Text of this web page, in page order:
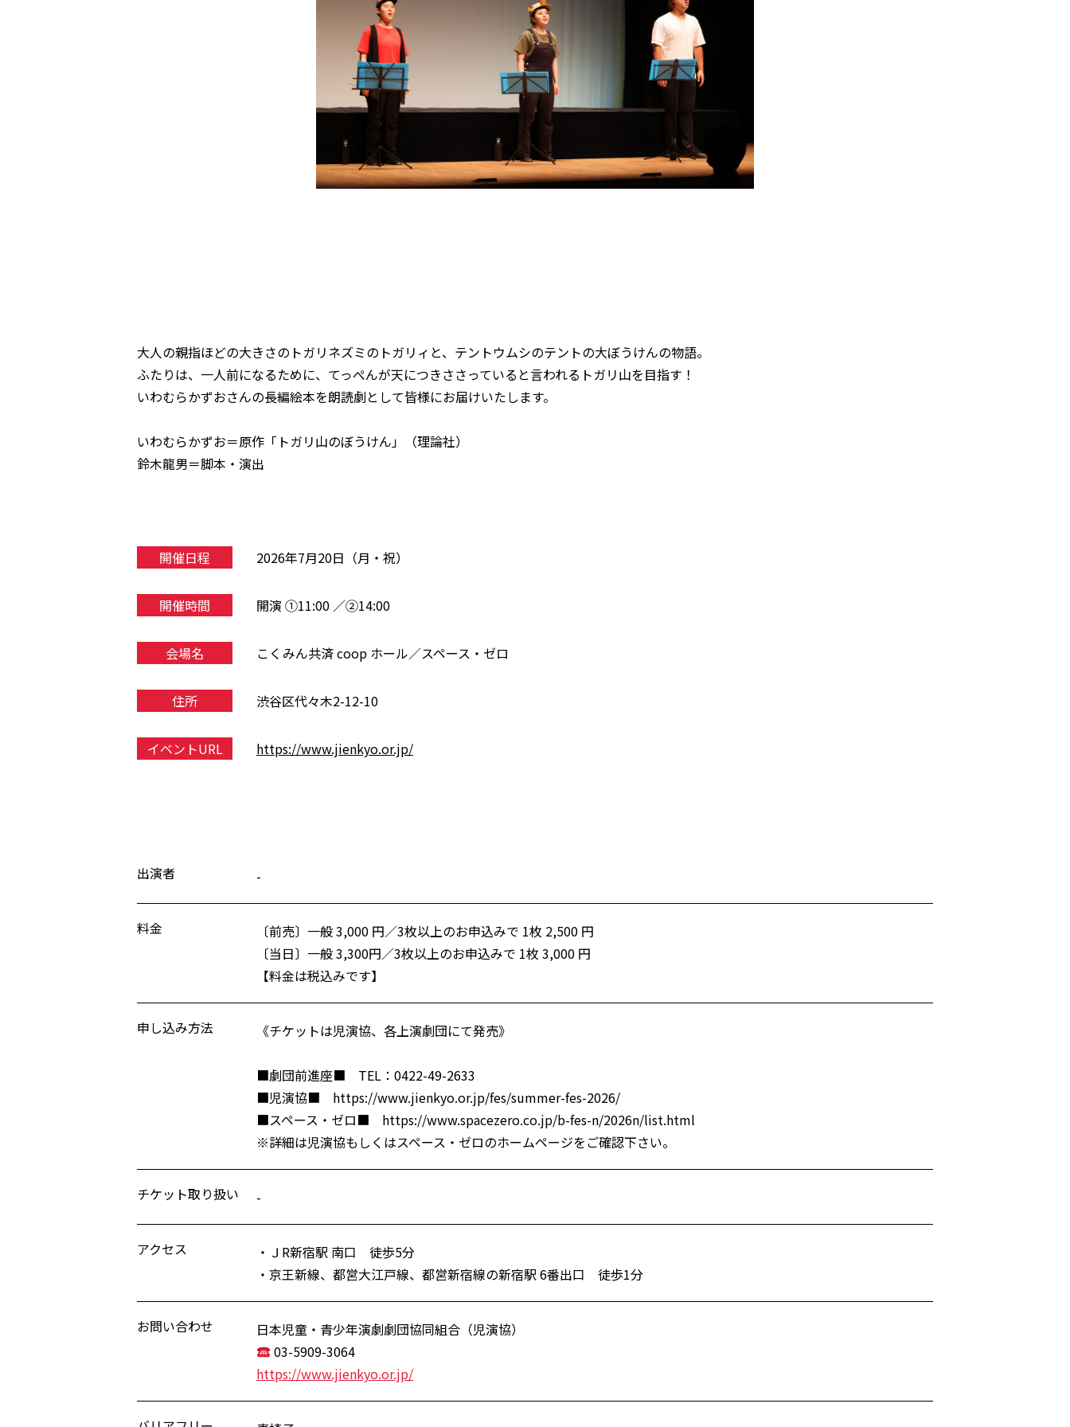
大人の親指ほどの大きさのトガリネズミのトガリィと、テントウムシのテントの大ぼうけんの物語。
ふたりは、一人前になるために、てっぺんが天につきささっていると言われるトガリ山を目指す！
いわむらかずおさんの長編絵本を朗読劇として皆様にお届けいたします。
いわむらかずお＝原作「トガリ山のぼうけん」（理論社）
鈴木龍男＝脚本・演出
開催日程 2026年7月20日（月・祝）
開催時間 開演 ①11:00 ／②14:00
会場名 こくみん共済 coop ホール／スペース・ゼロ
住所 渋谷区代々木2-12-10
イベントURL https://www.jienkyo.or.jp/
出演者 -
料金
〔前売〕一般 3,000 円／3枚以上のお申込みで 1枚 2,500 円
〔当日〕一般 3,300円／3枚以上のお申込みで 1枚 3,000 円
【料金は税込みです】
申し込み方法 《チケットは児演協、各上演劇団にて発売》
■劇団前進座■ TEL：0422-49-2633
■児演協■ https://www.jienkyo.or.jp/fes/summer-fes-2026/
■スペース・ゼロ■ https://www.spacezero.co.jp/b-fes-n/2026n/list.html
※詳細は児演協もしくはスペース・ゼロのホームページをご確認下さい。
チケット取り扱い -
アクセス
・ＪR新宿駅 南口 徒歩5分
・京王新線、都営大江戸線、都営新宿線の新宿駅 6番出口 徒歩1分
お問い合わせ
日本児童・青少年演劇劇団協同組合（児演協）
03-5909-3064
https://www.jienkyo.or.jp/